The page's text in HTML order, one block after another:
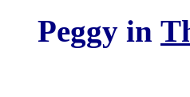
Peggy in